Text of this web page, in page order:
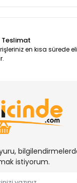
Teslimat
en kısa sürede
istiyorum.